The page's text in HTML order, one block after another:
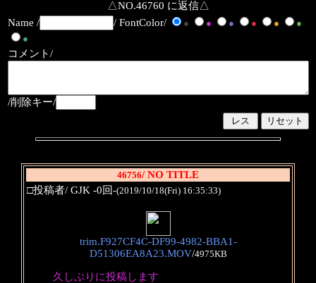
△NO.46760 に返信△
Name /
/ FontColor/ ● ● ● ● ●
●
●
コメント/
/削除キー/
46756/ NO TITLE
□投稿者/ GJK -0回-(2019/10/18(Fri) 16:35:33)
trim.F927CF4C-DF99-4982-BBA1-
D51306EA8A23.MOV/4975KB
久しぶりに投稿します